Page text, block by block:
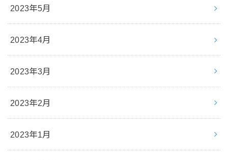
2023年5月
2023年4月
2023年3月
2023年2月
2023年1月